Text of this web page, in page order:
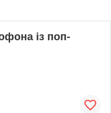
із поп-